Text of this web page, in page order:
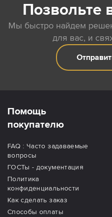
Позвольте
Мы быстро найдем
для вас, и
Помощь
покупателю
FAQ : Часто задаваемые
вопросы
ГОСТы - документация
Политика
конфиденциальности
Как сделать заказ
Способы оплаты